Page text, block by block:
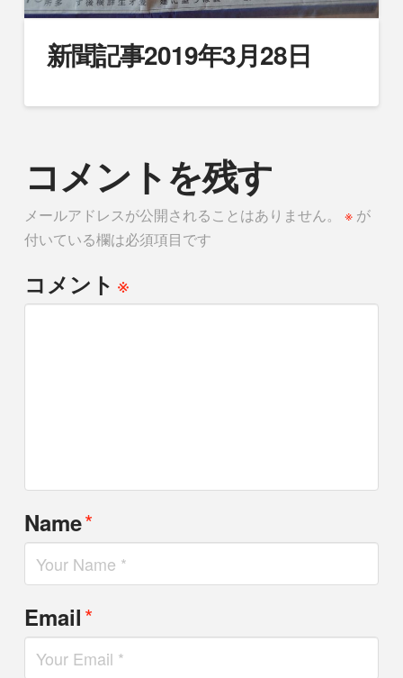
新聞記事2019年3月28日
コメントを残す
メールアドレスが公開されることはありません。 ※が
付いている欄は必須項目です
コメント※
Name*
Email*